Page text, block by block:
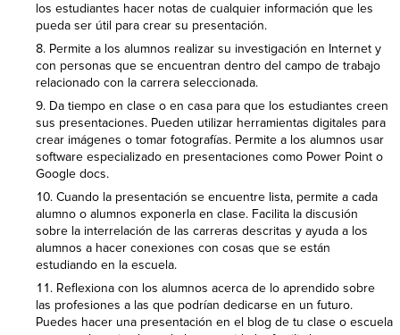
los estudiantes hacer notas de cualquier información que les
pueda ser útil para crear su presentación.
Permite a los alumnos realizar su investigación en Internet y
con personas que se encuentran dentro del campo de trabajo
relacionado con la carrera seleccionada.
Da tiempo en clase o en casa para que los estudiantes creen
sus presentaciones. Pueden utilizar herramientas digitales para
crear imágenes o tomar fotografías. Permite a los alumnos usar
software especializado en presentaciones como Power Point o
Google docs.
Cuando la presentación se encuentre lista, permite a cada
alumno o alumnos exponerla en clase. Facilita la discusión
sobre la interrelación de las carreras descritas y ayuda a los
alumnos a hacer conexiones con cosas que se están
estudiando en la escuela.
Reflexiona con los alumnos acerca de lo aprendido sobre
las profesiones a las que podrían dedicarse en un futuro.
Puedes hacer una presentación en el blog de tu clase o escuela